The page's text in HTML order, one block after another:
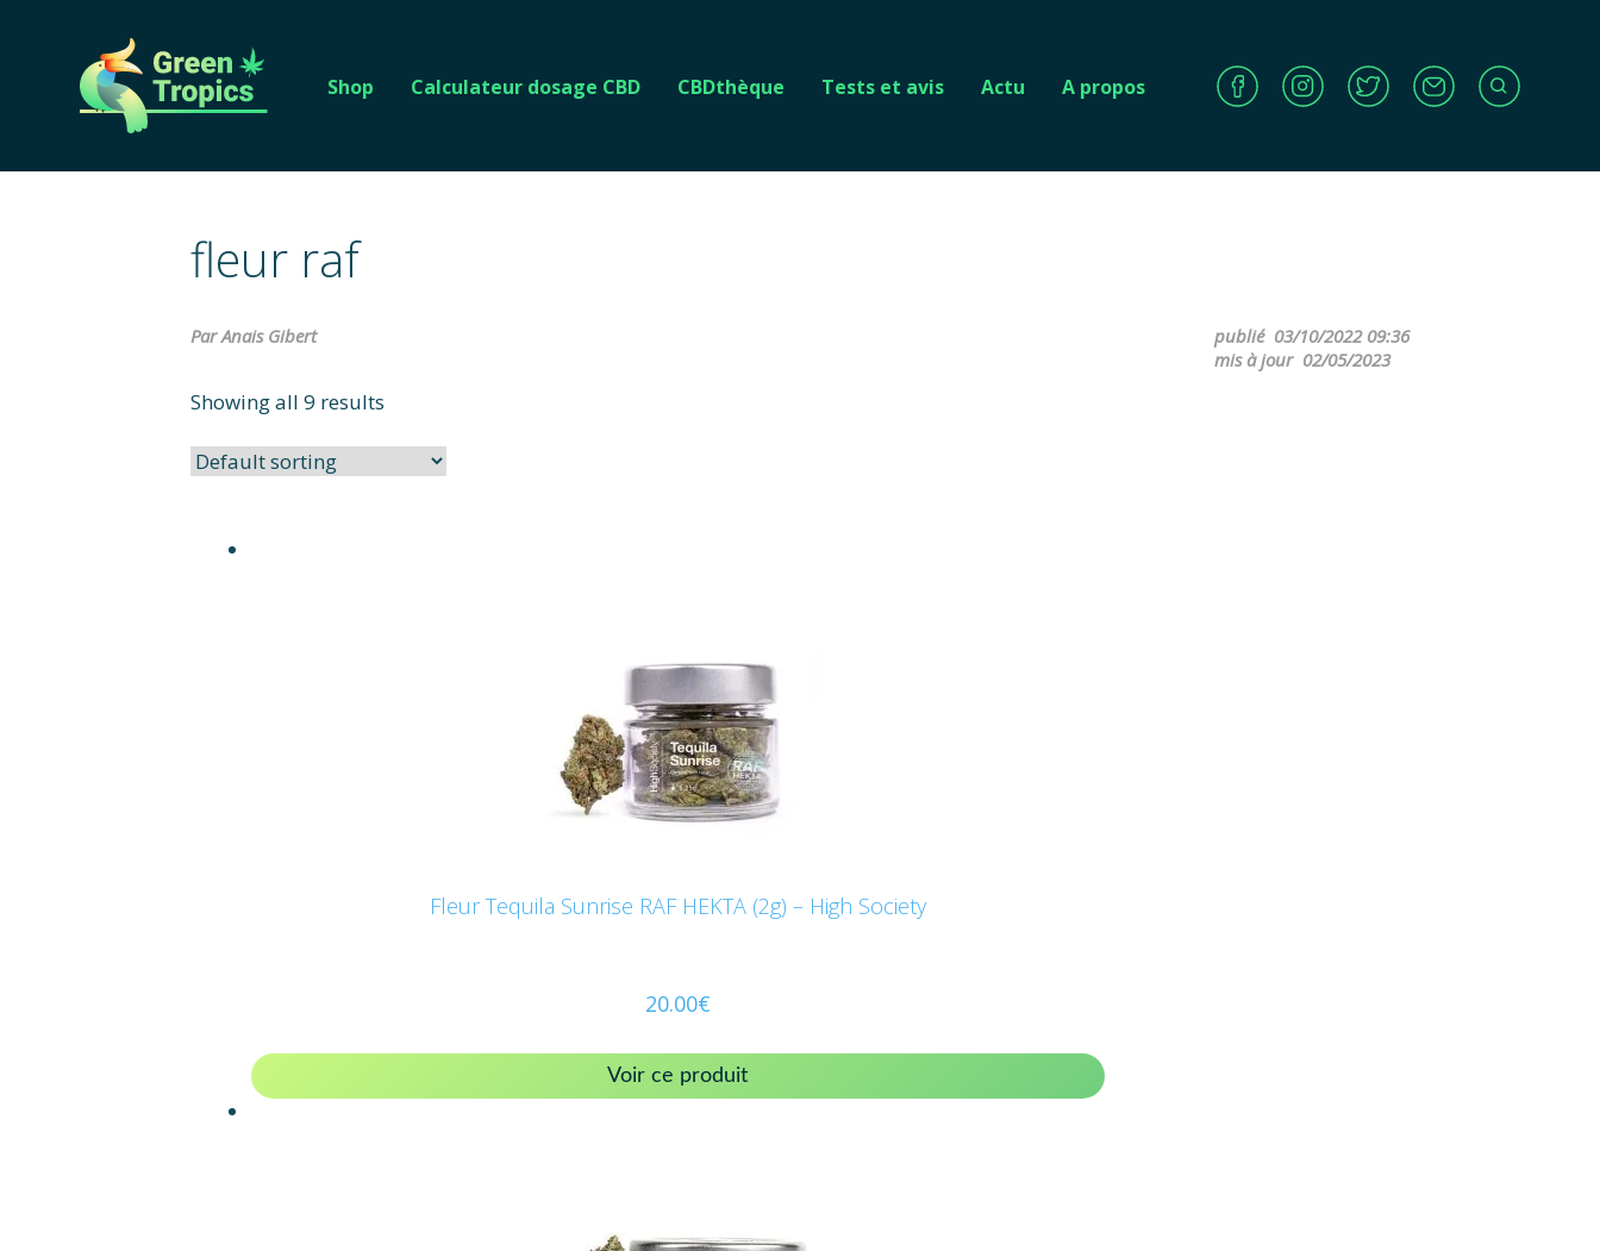
Shop Calculateur dosage CBD CBDthèque Tests et avis Actu A propos
fleur raf
Par Anais Gibert publié 03/10/2022 09:36
mis à jour 02/05/2023
Showing all 9 results
Fleur Tequila Sunrise RAF HEKTA (2g) – High Society
20.00€
Voir ce produit